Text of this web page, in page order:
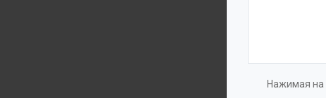
Нажимая на
после
наносится
Другое дело,